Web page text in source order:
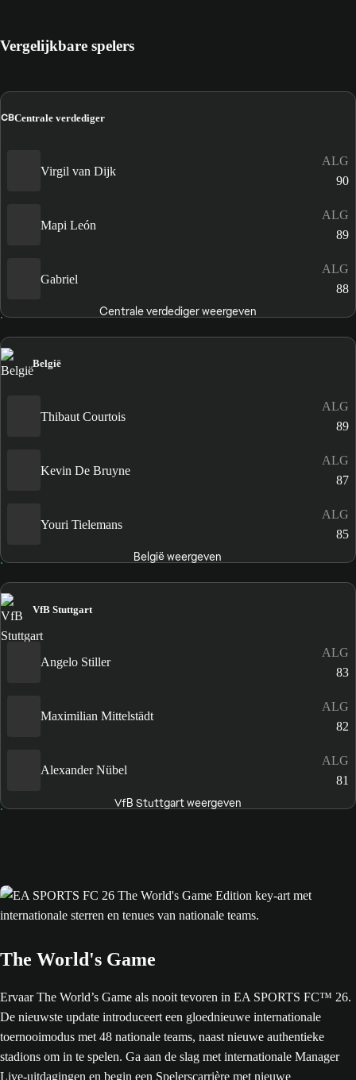
Vergelijkbare spelers
CBCentrale verdediger
Virgil van Dijk
ALG
90
Mapi León
ALG
89
Gabriel
ALG
88
Centrale verdediger weergeven
België
Thibaut Courtois
ALG
89
Kevin De Bruyne
ALG
87
Youri Tielemans
ALG
85
België weergeven
VfB Stuttgart
Angelo Stiller
ALG
83
Maximilian Mittelstädt
ALG
82
Alexander Nübel
ALG
81
VfB Stuttgart weergeven
The World's Game
Ervaar The World’s Game als nooit tevoren in EA SPORTS FC™ 26.
De nieuwste update introduceert een gloednieuwe internationale
toernooimodus met 48 nationale teams, naast nieuwe authentieke
stadions om in te spelen. Ga aan de slag met internationale Manager
Live-uitdagingen en begin een Spelerscarrière met nieuwe